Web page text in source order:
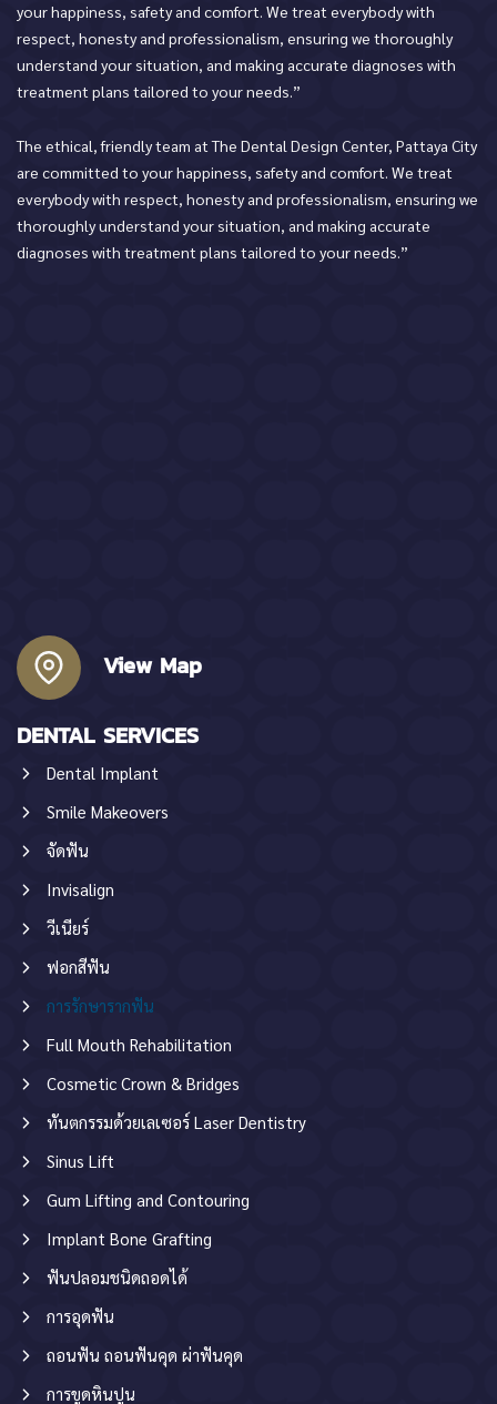
your happiness, safety and comfort. We treat everybody with
respect, honesty and professionalism, ensuring we thoroughly
understand your situation, and making accurate diagnoses with
treatment plans tailored to your needs.”
The ethical, friendly team at The Dental Design Center, Pattaya City
are committed to your happiness, safety and comfort. We treat
everybody with respect, honesty and professionalism, ensuring we
thoroughly understand your situation, and making accurate
diagnoses with treatment plans tailored to your needs.”
View Map
DENTAL SERVICES
Dental Implant
Smile Makeovers
จัดฟัน
Invisalign
วีเนียร์
ฟอกสีฟัน
การรักษารากฟัน
Full Mouth Rehabilitation
Cosmetic Crown & Bridges
ทันตกรรมด้วยเลเซอร์ Laser Dentistry
Sinus Lift
Gum Lifting and Contouring
Implant Bone Grafting
ฟันปลอมชนิดถอดได้
การอุดฟัน
ถอนฟัน ถอนฟันคุด ผ่าฟันคุด
การขูดหินปูน